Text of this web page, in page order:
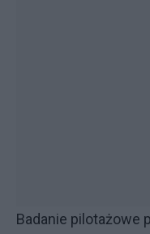
Badanie pilotażowe